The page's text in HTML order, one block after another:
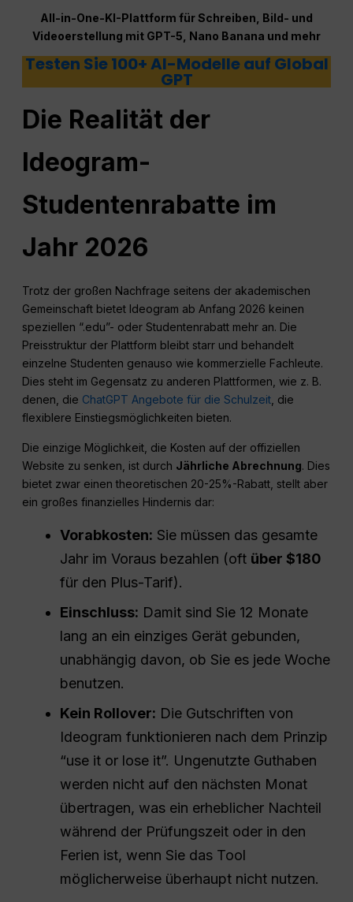
All-in-One-KI-Plattform für Schreiben, Bild- und
Videoerstellung mit GPT-5, Nano Banana und mehr
Testen Sie 100+ AI-Modelle auf Global
GPT
Die Realität der
Ideogram-
Studentenrabatte im
Jahr 2026
Trotz der großen Nachfrage seitens der akademischen
Gemeinschaft bietet Ideogram ab Anfang 2026 keinen
speziellen “.edu”- oder Studentenrabatt mehr an. Die
Preisstruktur der Plattform bleibt starr und behandelt
einzelne Studenten genauso wie kommerzielle Fachleute.
Dies steht im Gegensatz zu anderen Plattformen, wie z. B.
denen, die ChatGPT Angebote für die Schulzeit , die
flexiblere Einstiegsmöglichkeiten bieten.
Die einzige Möglichkeit, die Kosten auf der offiziellen
Website zu senken, ist durch Jährliche Abrechnung. Dies
bietet zwar einen theoretischen 20-25%-Rabatt, stellt aber
ein großes finanzielles Hindernis dar:
Vorabkosten: Sie müssen das gesamte
Jahr im Voraus bezahlen (oft über $180
für den Plus-Tarif).
Einschluss: Damit sind Sie 12 Monate
lang an ein einziges Gerät gebunden,
unabhängig davon, ob Sie es jede Woche
benutzen.
Kein Rollover: Die Gutschriften von
Ideogram funktionieren nach dem Prinzip
“use it or lose it”. Ungenutzte Guthaben
werden nicht auf den nächsten Monat
übertragen, was ein erheblicher Nachteil
während der Prüfungszeit oder in den
Ferien ist, wenn Sie das Tool
möglicherweise überhaupt nicht nutzen.